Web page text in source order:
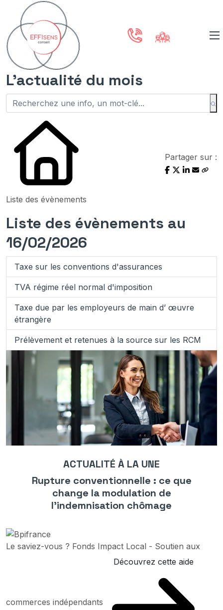
L'actualité du mois
Liste des évènements
Partager sur :
Liste des évènements au
16/02/2026
Taxe sur les conventions d'assurances
TVA régime réel normal d'imposition
Taxe due par les employeurs de main d’ œuvre
étrangère
Prélèvement et retenues à la source sur les RCM
ACTUALITÉ À LA UNE
Rupture conventionnelle : ce que
change la modulation de
l’indemnisation chômage
Le saviez-vous ? Fonds Impact Local - Soutien aux
commerces indépendants
Découvrez cette aide